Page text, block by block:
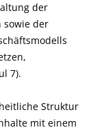
der
sowie der
7).
Struktur
mit einem